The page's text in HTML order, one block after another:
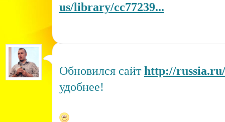
us/library/cc77239...
Обновился сайтhttp://russia.ru/
удобнее!